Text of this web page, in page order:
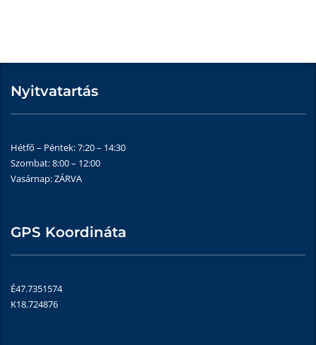
Nyitvatartás
Hétfő – Péntek: 7:20 – 14:30
Szombat: 8:00 – 12:00
Vasárnap: ZÁRVA
GPS Koordináta
É47.7351574
K18.724876